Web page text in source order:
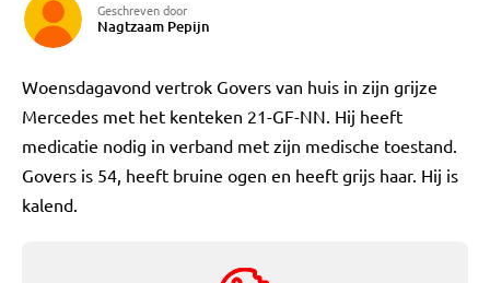
Geschreven door
Nagtzaam Pepijn
Woensdagavond vertrok Govers van huis in zijn grijze
Mercedes met het kenteken 21-GF-NN. Hij heeft
medicatie nodig in verband met zijn medische toestand.
Govers is 54, heeft bruine ogen en heeft grijs haar. Hij is
kalend.